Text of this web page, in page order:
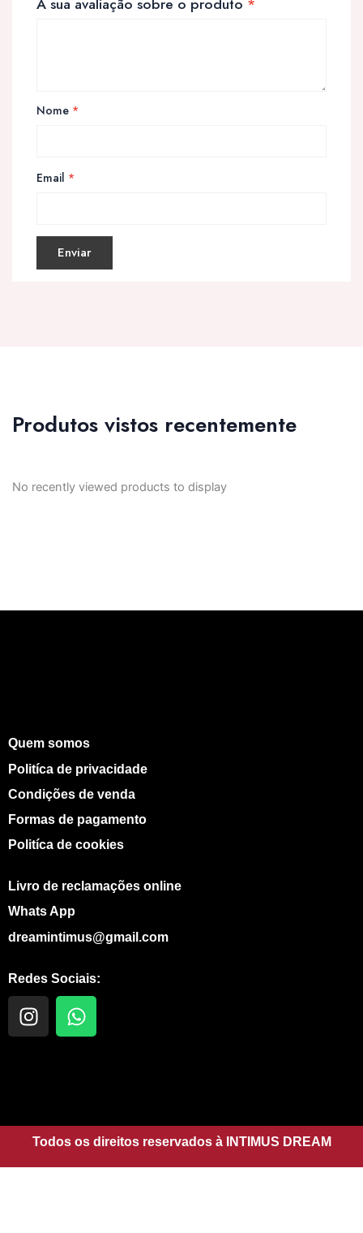
Nome *
Email *
Produtos vistos recentemente
No recently viewed products to display
Quem somos
Politíca de privacidade
Condições de venda
Formas de pagamento
Politíca de cookies
Livro de reclamações online
Whats App
dreamintimus@gmail.com
Redes Sociais:
I
n
r
a
m
W
h
p
p
Todos os direitos reservados à INTIMUS DREAM